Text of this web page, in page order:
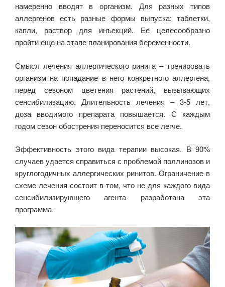
намеренно вводят в организм. Для разных типов
аллергенов есть разные формы выпуска: таблетки,
капли, раствор для инъекций. Ее целесообразно
пройти еще на этапе планирования беременности.
Смысл лечения аллергического ринита – тренировать
организм на попадание в него конкретного аллергена,
перед сезоном цветения растений, вызывающих
сенсибилизацию. Длительность лечения – 3-5 лет,
доза вводимого препарата повышается. С каждым
годом сезон обострения переносится все легче.
Эффективность этого вида терапии высокая. В 90%
случаев удается справиться с проблемой поллинозов и
круглогодичных аллергических ринитов. Ограничение в
схеме лечения состоит в том, что не для каждого вида
сенсибилизирующего агента разработана эта
программа.